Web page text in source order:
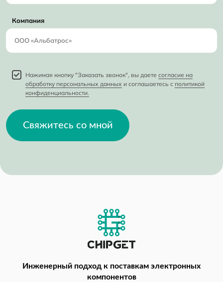
Компания
Нажимая кнопку "Заказать звонок", вы даете согласие на
обработку персональных данных и соглашаетесь с политикой
конфиденциальности.
Свяжитесь со мной
Инженерный подход к поставкам электронных
компонентов